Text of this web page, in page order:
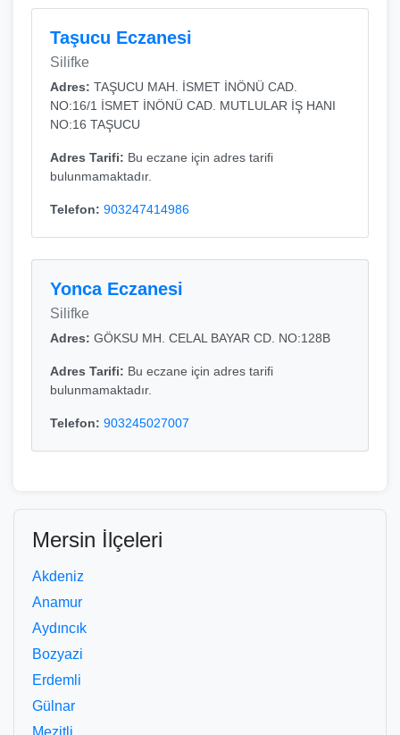
Taşucu Eczanesi
Silifke
Adres: TAŞUCU MAH. İSMET İNÖNÜ CAD.
NO:16/1 İSMET İNÖNÜ CAD. MUTLULAR İŞ HANI
NO:16 TAŞUCU
Adres Tarifi: Bu eczane için adres tarifi
bulunmamaktadır.
Telefon: 903247414986
Yonca Eczanesi
Silifke
Adres: GÖKSU MH. CELAL BAYAR CD. NO:128B
Adres Tarifi: Bu eczane için adres tarifi
bulunmamaktadır.
Telefon: 903245027007
Mersin İlçeleri
Akdeniz
Anamur
Aydıncık
Bozyazi
Erdemli
Gülnar
Mezitli